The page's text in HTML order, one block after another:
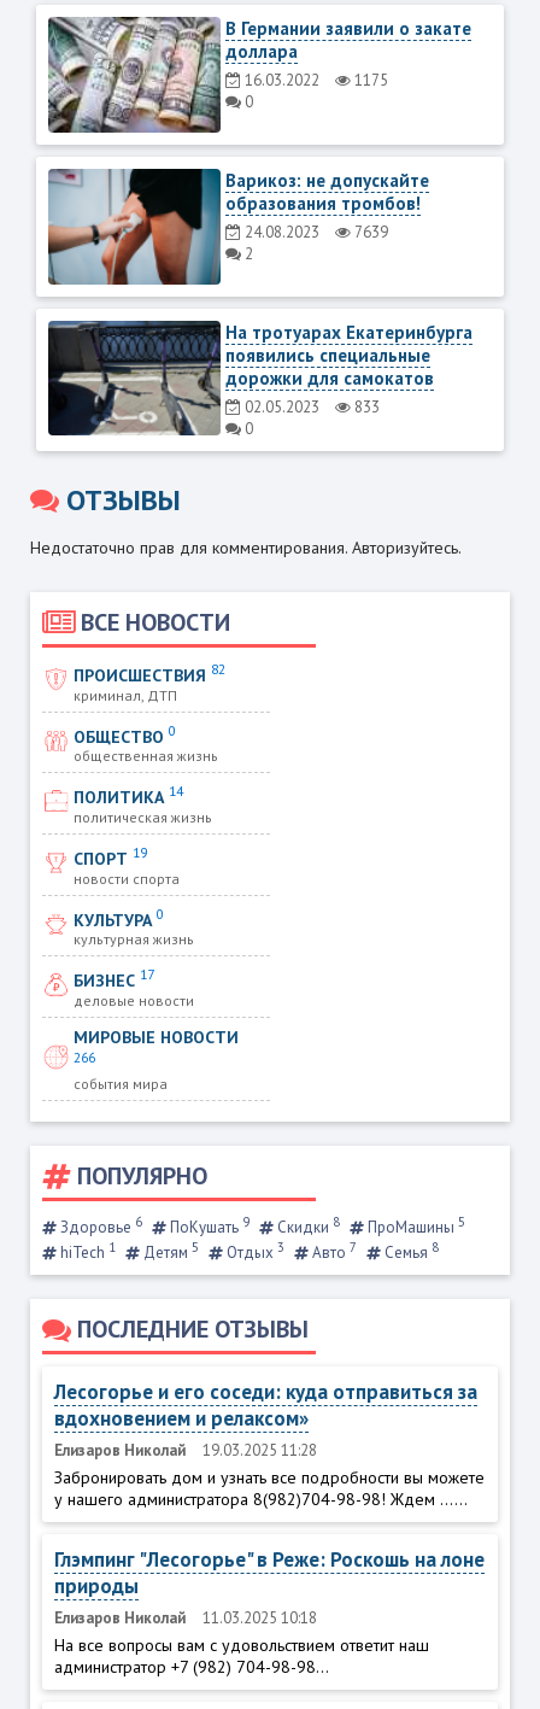
ВСЕ НОВОСТИ
ПРОИСШЕСТВИЯ 82
криминал, ДТП
ОБЩЕСТВО0
общественная жизнь
ПОЛИТИКА 14
политическая жизнь
СПОРТ 19
новости спорта
КУЛЬТУРА0
культурная жизнь
БИЗНЕС 17
деловые новости
МИРОВЫЕ НОВОСТИ
266
события мира
ПОПУЛЯРНО
Здоровье 6 ПоКушать 9 Скидки 8 ПроМашины 5
hiTech 1 Детям 5 Отдых 3 Авто 7 Семья 8
ПОСЛЕДНИЕ ОТЗЫВЫ
Лесогорье и его соседи: куда отправиться за
вдохновением и релаксом»
Елизаров Николай 19.03.2025 11:28
Забронировать дом и узнать все подробности вы можете
у нашего администратора 8(982)704-98-98! Ждем ......
Глэмпинг "Лесогорье" в Реже: Роскошь на лоне
природы
Елизаров Николай 11.03.2025 10:18
На все вопросы вам с удовольствием ответит наш
администратор +7 (982) 704-98-98...
В Германии заявили о закате
доллара
16.03.2022
1175
0
Варикоз: не допускайте
образования тромбов!
24.08.2023
7639
2
На тротуарах Екатеринбурга
появились специальные
дорожки для самокатов
02.05.2023
833
0
ОТЗЫВЫ
Недостаточно прав для комментирования. Авторизуйтесь.